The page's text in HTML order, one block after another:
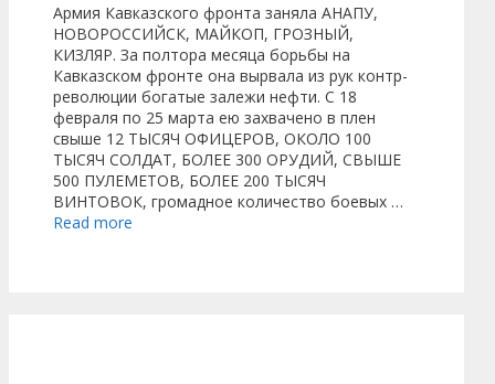
Армия Кавказского фронта заняла АНАПУ,
НОВОРОССИЙСК, МАЙКОП, ГРОЗНЫЙ,
КИЗЛЯР. За полтора месяца борьбы на
Кавказском фронте она вырвала из рук контр-
революции богатые залежи нефти. С 18
февраля по 25 марта ею захвачено в плен
свыше 12 ТЫСЯЧ ОФИЦЕРОВ, ОКОЛО 100
ТЫСЯЧ СОЛДАТ, БОЛЕЕ 300 ОРУДИЙ, СВЫШЕ
500 ПУЛЕМЕТОВ, БОЛЕЕ 200 ТЫСЯЧ
ВИНТОВОК, громадное количество боевых …
Read more